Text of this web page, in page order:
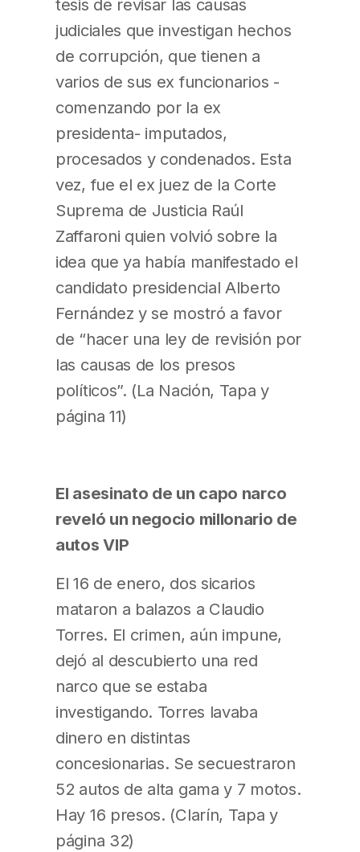
tesis de revisar las causas
judiciales que investigan hechos
de corrupción, que tienen a
varios de sus ex funcionarios -
comenzando por la ex
presidenta- imputados,
procesados y condenados. Esta
vez, fue el ex juez de la Corte
Suprema de Justicia Raúl
Zaffaroni quien volvió sobre la
idea que ya había manifestado el
candidato presidencial Alberto
Fernández y se mostró a favor
de “hacer una ley de revisión por
las causas de los presos
políticos”. (La Nación, Tapa y
página 11)
El asesinato de un capo narco
reveló un negocio millonario de
autos VIP
El 16 de enero, dos sicarios
mataron a balazos a Claudio
Torres. El crimen, aún impune,
dejó al descubierto una red
narco que se estaba
investigando. Torres lavaba
dinero en distintas
concesionarias. Se secuestraron
52 autos de alta gama y 7 motos.
Hay 16 presos. (Clarín, Tapa y
página 32)